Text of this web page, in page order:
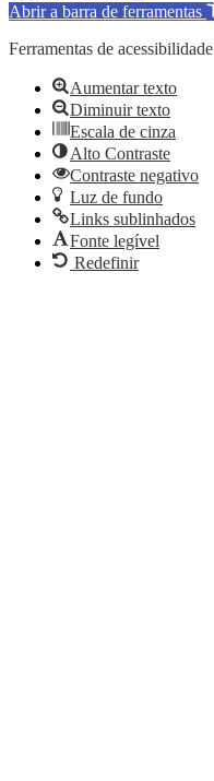
Abrir a barra de ferramentas
Ferramentas de acessibilidade
Aumentar texto
Diminuir texto
Escala de cinza
Alto Contraste
Contraste negativo
Luz de fundo
Links sublinhados
Fonte legível
Redefinir